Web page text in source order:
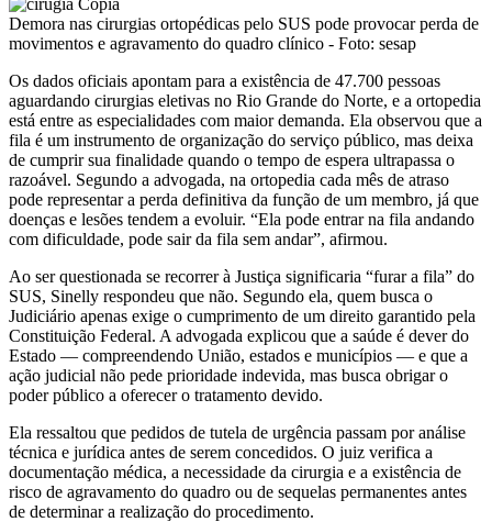
Demora nas cirurgias ortopédicas pelo SUS pode provocar perda de
movimentos e agravamento do quadro clínico - Foto: sesap
Os dados oficiais apontam para a existência de 47.700 pessoas
aguardando cirurgias eletivas no Rio Grande do Norte, e a ortopedia
está entre as especialidades com maior demanda. Ela observou que a
fila é um instrumento de organização do serviço público, mas deixa
de cumprir sua finalidade quando o tempo de espera ultrapassa o
razoável. Segundo a advogada, na ortopedia cada mês de atraso
pode representar a perda definitiva da função de um membro, já que
doenças e lesões tendem a evoluir. “Ela pode entrar na fila andando
com dificuldade, pode sair da fila sem andar”, afirmou.
Ao ser questionada se recorrer à Justiça significaria “furar a fila” do
SUS, Sinelly respondeu que não. Segundo ela, quem busca o
Judiciário apenas exige o cumprimento de um direito garantido pela
Constituição Federal. A advogada explicou que a saúde é dever do
Estado — compreendendo União, estados e municípios — e que a
ação judicial não pede prioridade indevida, mas busca obrigar o
poder público a oferecer o tratamento devido.
Ela ressaltou que pedidos de tutela de urgência passam por análise
técnica e jurídica antes de serem concedidos. O juiz verifica a
documentação médica, a necessidade da cirurgia e a existência de
risco de agravamento do quadro ou de sequelas permanentes antes
de determinar a realização do procedimento.